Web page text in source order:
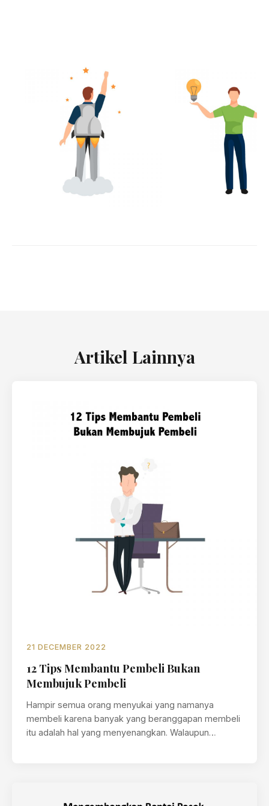
Artikel Lainnya
21 DECEMBER 2022
12 Tips Membantu Pembeli Bukan
Membujuk Pembeli
Hampir semua orang menyukai yang namanya
membeli karena banyak yang beranggapan membeli
itu adalah hal yang menyenangkan. Walaupun